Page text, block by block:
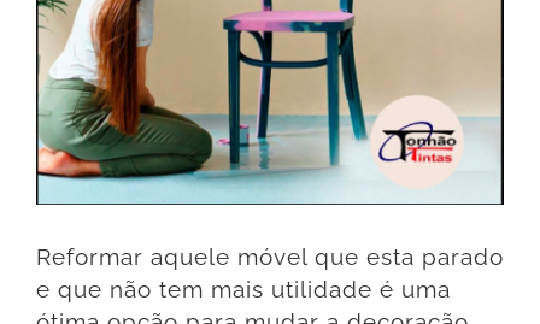
Reformar aquele móvel que esta parado
e que não tem mais utilidade é uma